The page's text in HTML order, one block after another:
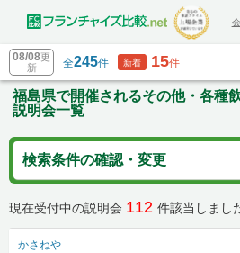
08/08更
新
全245件 新着 15件
福島県で開催されるその他・各種
説明会一覧
検索条件の確認・変更
現在受付中の説明会 112 件該当しまし
かさねや